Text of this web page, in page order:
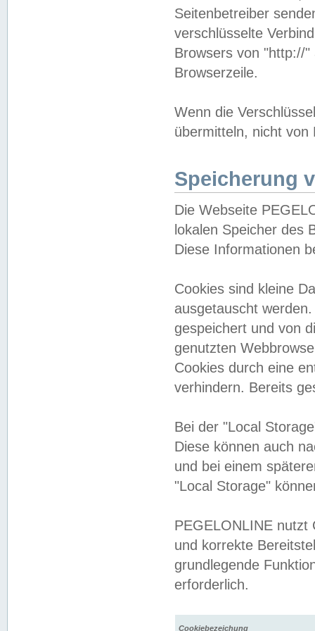
Seitenbetreiber
verschlüsselte
Browsers von "http://
Browserzeile.
Wenn die
übermitteln, nicht von
Speicherung
Die Webseite
lokalen Speicher des
Diese Informationen
Cookies sind kleine
ausgetauscht
gespeichert und von
genutzten
Cookies durch eine
verhindern. Bereits
Bei der "Local
Diese können auch
und bei einem
"Local Storage"
PEGELONLINE nutzt
und korrekte
grundlegende
erforderlich.
Cookiebezeichung